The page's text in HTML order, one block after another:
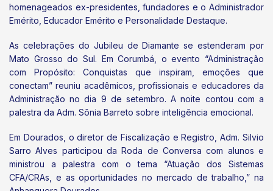
homenageados ex-presidentes, fundadores e o Administrador
Emérito, Educador Emérito e Personalidade Destaque.
As celebrações do Jubileu de Diamante se estenderam por
Mato Grosso do Sul. Em Corumbá, o evento “Administração
com Propósito: Conquistas que inspiram, emoções que
conectam” reuniu acadêmicos, profissionais e educadores da
Administração no dia 9 de setembro. A noite contou com a
palestra da Adm. Sônia Barreto sobre inteligência emocional.
Em Dourados, o diretor de Fiscalização e Registro, Adm. Silvio
Sarro Alves participou da Roda de Conversa com alunos e
ministrou a palestra com o tema “Atuação dos Sistemas
CFA/CRAs, e as oportunidades no mercado de trabalho,” na